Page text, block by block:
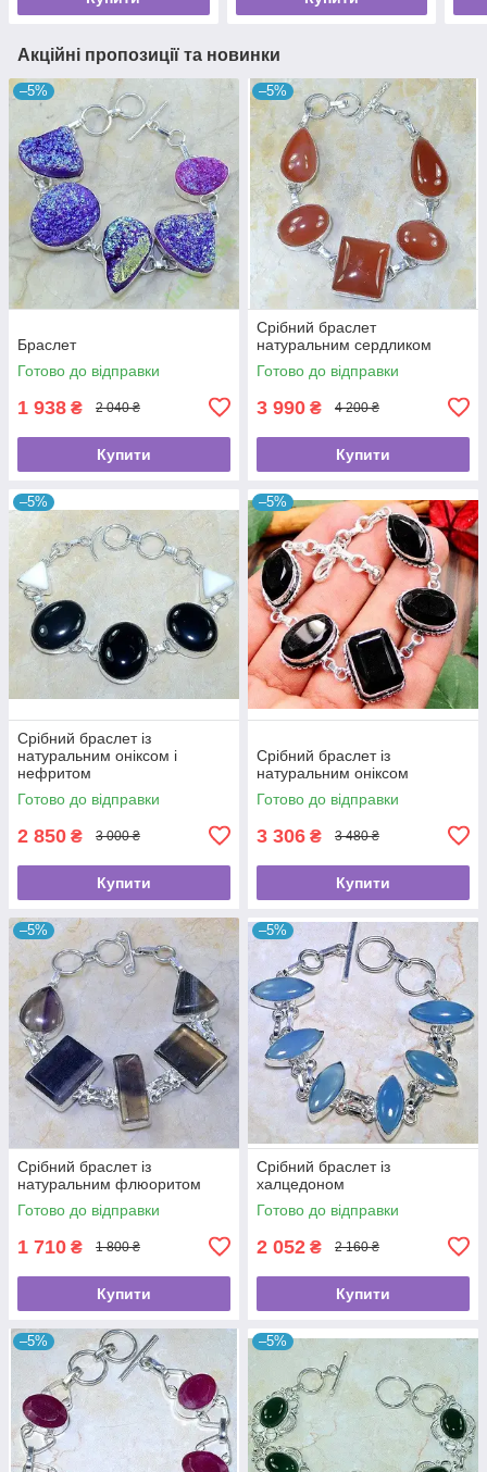
Акційні пропозиції та новинки
–5%
Браслет
Готово до відправки
1 938 ₴ 2 040 ₴
Купити
–5%
Срібний браслет
натуральним сердликом
Готово до відправки
3 990 ₴ 4 200 ₴
Купити
–5%
Срібний браслет із
натуральним оніксом і
нефритом
Готово до відправки
2 850 ₴ 3 000 ₴
Купити
–5%
Срібний браслет із
натуральним оніксом
Готово до відправки
3 306 ₴ 3 480 ₴
Купити
–5%
Срібний браслет із
натуральним флюоритом
Готово до відправки
1 710 ₴ 1 800 ₴
Купити
–5%
Срібний браслет із
халцедоном
Готово до відправки
2 052 ₴ 2 160 ₴
Купити
–5% –5%